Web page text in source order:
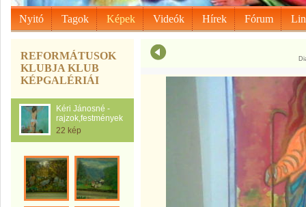
Nyitó Tagok Képek Videók Hírek Fórum
REFORMÁTUSOK
KLUBJA KLUB
KÉPGALÉRIÁI
Kéri Jánosné -
rajzok,festmények
22 kép